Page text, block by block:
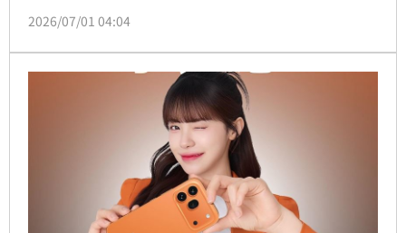
激發靈感的新世代辦公場景。行動辦公需求也隨之大幅
2026/07/01 04:04